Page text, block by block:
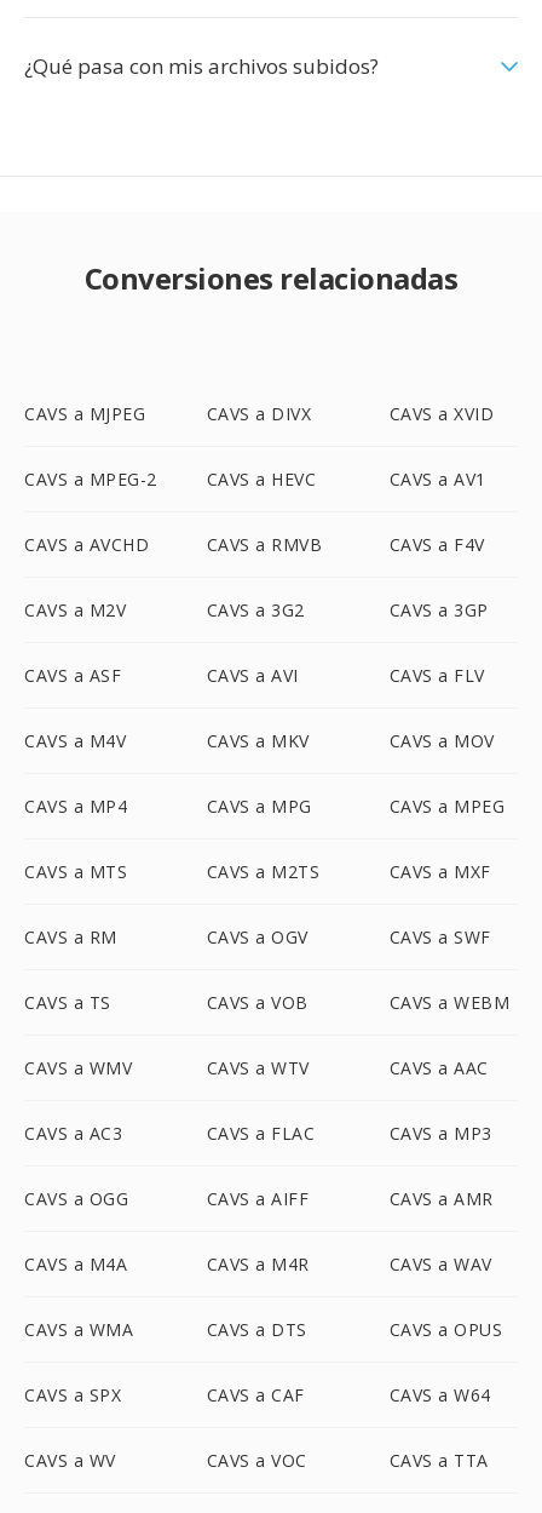
¿Qué pasa con mis archivos subidos?
Conversiones relacionadas
CAVS a MJPEG CAVS a DIVX CAVS a XVID
CAVS a MPEG-2 CAVS a HEVC CAVS a AV1
CAVS a AVCHD CAVS a RMVB CAVS a F4V
CAVS a M2V CAVS a 3G2 CAVS a 3GP
CAVS a ASF CAVS a AVI CAVS a FLV
CAVS a M4V CAVS a MKV CAVS a MOV
CAVS a MP4 CAVS a MPG CAVS a MPEG
CAVS a MTS CAVS a M2TS CAVS a MXF
CAVS a RM CAVS a OGV CAVS a SWF
CAVS a TS CAVS a VOB CAVS a WEBM
CAVS a WMV CAVS a WTV CAVS a AAC
CAVS a AC3 CAVS a FLAC CAVS a MP3
CAVS a OGG CAVS a AIFF CAVS a AMR
CAVS a M4A CAVS a M4R CAVS a WAV
CAVS a WMA CAVS a DTS CAVS a OPUS
CAVS a SPX CAVS a CAF CAVS a W64
CAVS a WV CAVS a VOC CAVS a TTA